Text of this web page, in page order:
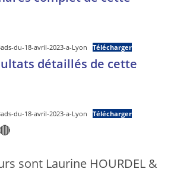
du-18-avril-2023-a-Lyon Télécharger
détaillés de cette
du-18-avril-2023-a-Lyon Télécharger
sont Laurine HOURDEL &